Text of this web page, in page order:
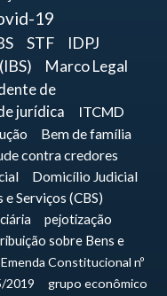
19
STF
IDPJ
Marco Legal
de
jurídica
ITCMD
Bem de família
contra credores
Domicílio Judicial
Serviços (CBS)
pejotização
sobre Bens e
Emenda Constitucional nº
2019
grupo econômico